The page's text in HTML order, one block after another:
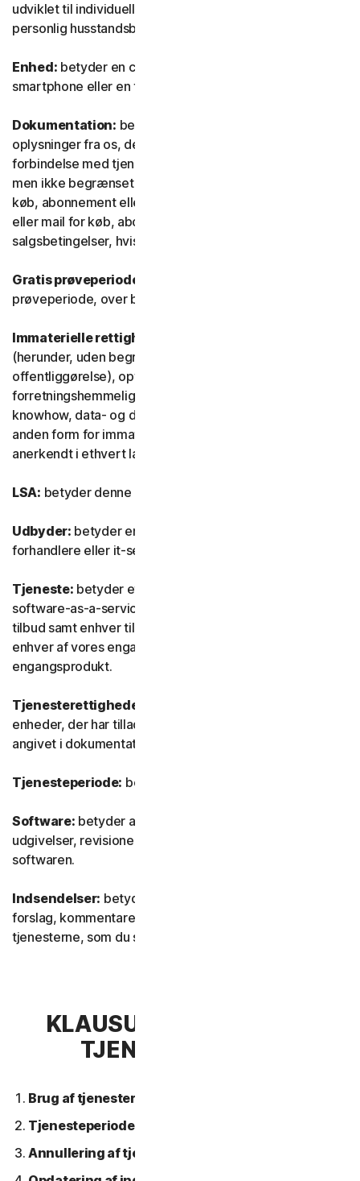
udviklet til individuelle forbrugerformål og beregnet til
personlig husstandsbrug.
Enhed: betyder en computer, en bærbar computer, en
smartphone eller en tablet.
Dokumentation: betyder alle dokumenter og
oplysninger fra os, der ledsager eller stilles til rådighed i
forbindelse med tjenesten og/eller softwaren (herunder,
men ikke begrænset til, emballage eller oplysninger om
køb, abonnement eller fornyelse, såsom en kvittering
eller mail for køb, abonnement eller fornyelse, og
salgsbetingelser, hvis du handler direkte med os).
Gratis prøveperiode:
prøveperiode, over begrænset eller ubegrænset tid.
Immaterielle rettigheder:
(herunder, uden begrænsning, patentansøgninger og
offentliggørelse), opfindelser, ophavsrettigheder,
forretningshemmeligheder, ideelle rettigheder,
knowhow, data- og databaserettigheder samt enhver
anden form for immaterielle ejendomsrettigheder, der er
anerkendt i ethvert land eller enhver jurisdiktion i verden.
LSA: betyder denne Licens- og serviceaftale.
Udbyder: betyder enhver af vores autoriserede
forhandlere eller it-serviceudbydere.
Tjeneste: betyder ethvert af vores tjeneste- eller
software-as-a-service (SaaS) abonnementsbaserede
tilbud samt enhver tilknyttet funktion eller tjeneste samt
enhver af vores engangstjenester eller ethvert
engangsprodukt.
Tjenesterettigheder:
enheder, der har tilladelse til at bruge softwaren, som
angivet i dokumentationen.
Tjenesteperiode: betyder tjenestens varighed.
Software: betyder al vores software, inklusive
udgivelser, revisioner, opdateringer eller forbedringer af
softwaren.
Indsendelser: betyder al feedback, alle anmeldelser,
forslag, kommentarer eller ideer vedrørende
tjenesterne, som du sender til os.
KLAUSUL 2 – GENERELLE
TJENESTEVILKÅR
Brug af tjenesterne.
Tjenesteperiode.
Annullering af tjeneste.